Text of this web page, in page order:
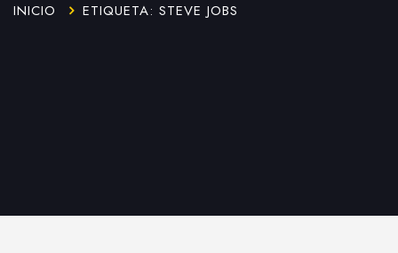
INICIO ETIQUETA: STEVE JOBS